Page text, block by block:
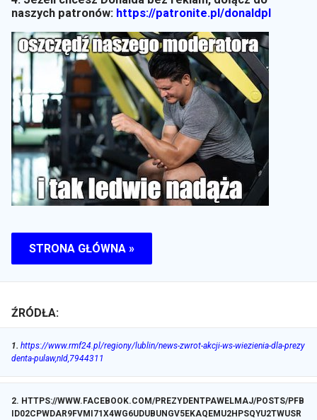
naszych patronów: https://patronite.pl/donaldpl
STRONA GŁÓWNA »
ŹRÓDŁA:
1. https://www.rmf24.pl/regiony/lublin/news-zwrot-akcji-ws-wiezienia-dla-prezy
denta-pulaw,nId,7944311
2. HTTPS://WWW.FACEBOOK.COM/PREZYDENTPAWELMAJ/POSTS/PFB
ID02CPWDAR9FVMI71X4WG6UDUBUNGV5EKAQEMU2HPSQYU2TWUSR